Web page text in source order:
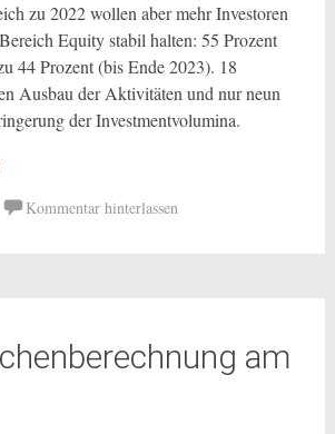
zu 2022 wollen aber mehr Investoren
Equity stabil halten: 55 Prozent
44 Prozent (bis Ende 2023). 18
Ausbau der Aktivitäten und nur neun
der Investmentvolumina.
Kommentar hinterlassen
am